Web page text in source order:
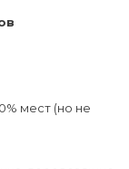
мест (но не